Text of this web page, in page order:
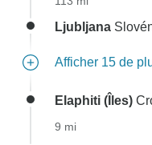
Ljubljana
Afficher 15 de
Elaphiti (Îles)
9 mi